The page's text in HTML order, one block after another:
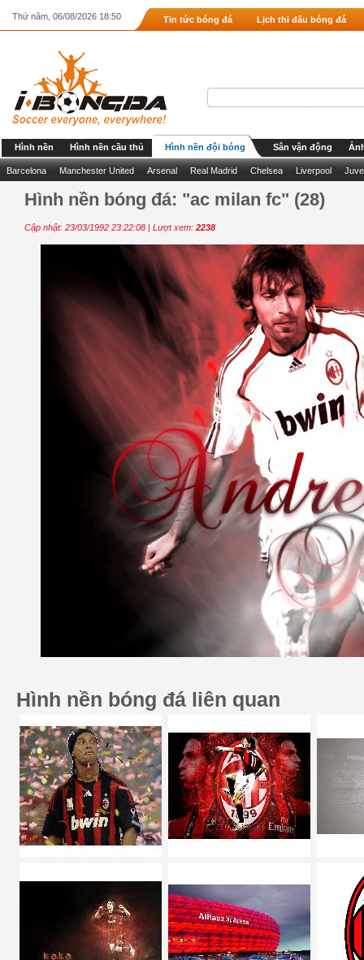
Thứ năm, 06/08/2026 18:50 Tin tức bóng đá Lịch thi đấu bóng đá
Hình nền Hình nền cầu thủ Hình nền đội bóng Sân vận động
Barcelona Manchester United Arsenal Real Madrid Chelsea Liverpool
Hình nền bóng đá: "ac milan fc" (28)
Cập nhật: 23/03/1992 23:22:08 | Lượt xem: 2238
Hình nền bóng đá liên quan